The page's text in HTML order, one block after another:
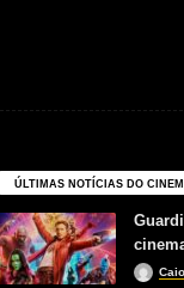
ÚLTIMAS NOTÍCIAS DO